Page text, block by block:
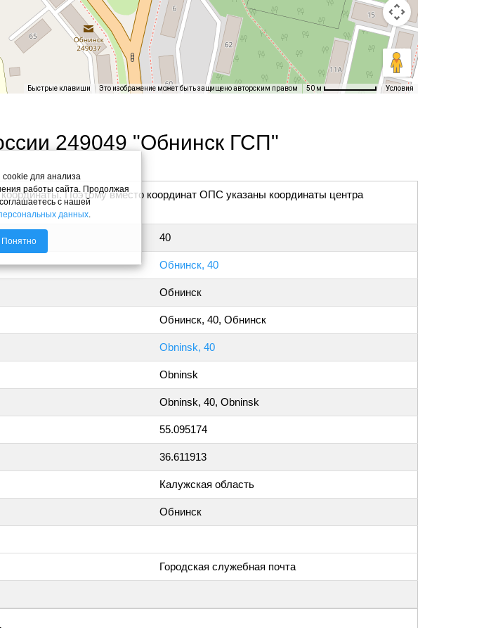
Быстрые клавиши Это изображение может быть защищено авторским правом 50 м Условия
249049 "Обнинск ГСП"
Поэтому вместо координат ОПС указаны координаты центра
40
Обнинск, 40
Обнинск
Обнинск, 40, Обнинск
Obninsk, 40
Obninsk
Obninsk, 40, Obninsk
55.095174
36.611913
Калужская область
Обнинск
Городская служебная почта
для анализа
работы сайта. Продолжая
с нашей
данных
Понятно